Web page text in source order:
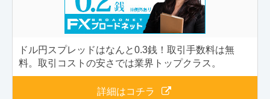
ドル円スプレッドはなんと0.3銭！取引手数料は無
料。取引コストの安さでは業界トップクラス。
詳細はコチラ